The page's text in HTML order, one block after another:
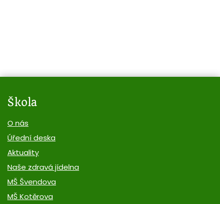
Škola
O nás
Úřední deska
Aktuality
Naše zdravá jídelna
MŠ Švendova
MŠ Kotěrova